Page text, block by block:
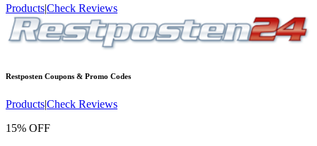
Products|Check Reviews
Restposten Coupons & Promo Codes
Products|Check Reviews
15% OFF